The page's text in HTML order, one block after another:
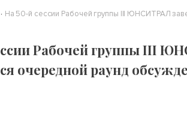
На 50-й сессии Рабочей группы III ЮНСИТРАЛ
Рабочей группы III
очередной раунд